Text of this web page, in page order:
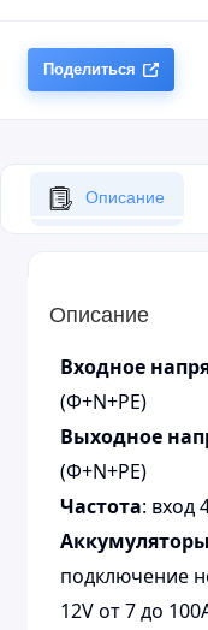
Поделиться
Описание
Описание
Входное
(Ф+N+PE)
Выходное
(Ф+N+PE)
Частота: вход
Аккумуляторы
подключение
12V от 7 до